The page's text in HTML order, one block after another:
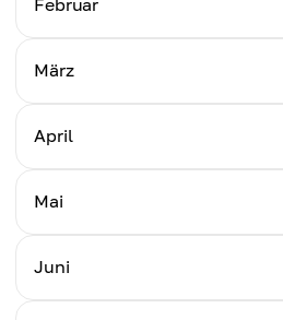
Höchstpreis
Februar
Mindestpreis
Höchstpreis
März
Mindestpreis
Höchstpreis
April
Mindestpreis
Höchstpreis
Mai
Mindestpreis
Juni